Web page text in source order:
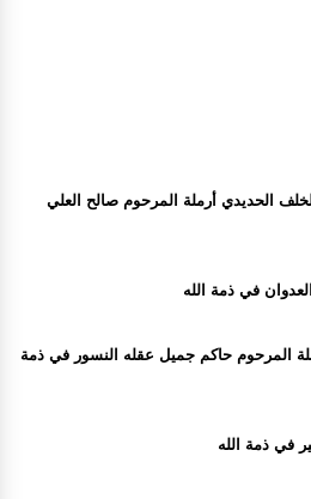
الحديدي أرملة المرحوم صالح العلي
في ذمة الله
المرحوم حاكم جميل عقله النسور في ذمة
في ذمة الله